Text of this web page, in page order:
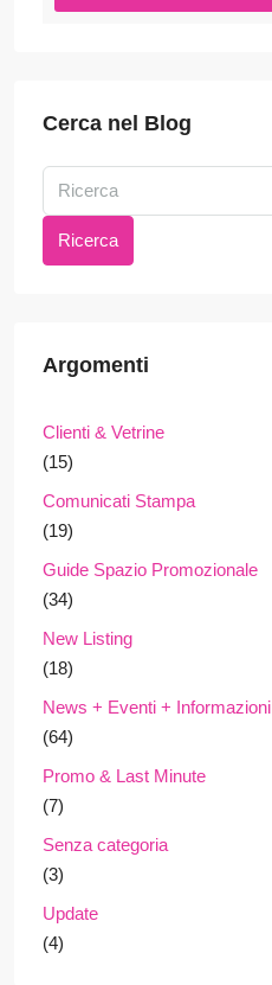
Cerca nel Blog
Ricerca
Argomenti
Clienti & Vetrine
(15)
Comunicati Stampa
(19)
Guide Spazio Promozionale
(34)
New Listing
(18)
News + Eventi + Informazioni
(64)
Promo & Last Minute
(7)
Senza categoria
(3)
Update
(4)